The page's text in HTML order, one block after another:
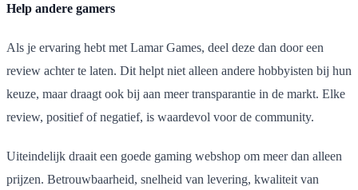
Help andere gamers
Als je ervaring hebt met Lamar Games, deel deze dan door een
review achter te laten. Dit helpt niet alleen andere hobbyisten bij hun
keuze, maar draagt ook bij aan meer transparantie in de markt. Elke
review, positief of negatief, is waardevol voor de community.
Uiteindelijk draait een goede gaming webshop om meer dan alleen
prijzen. Betrouwbaarheid, snelheid van levering, kwaliteit van